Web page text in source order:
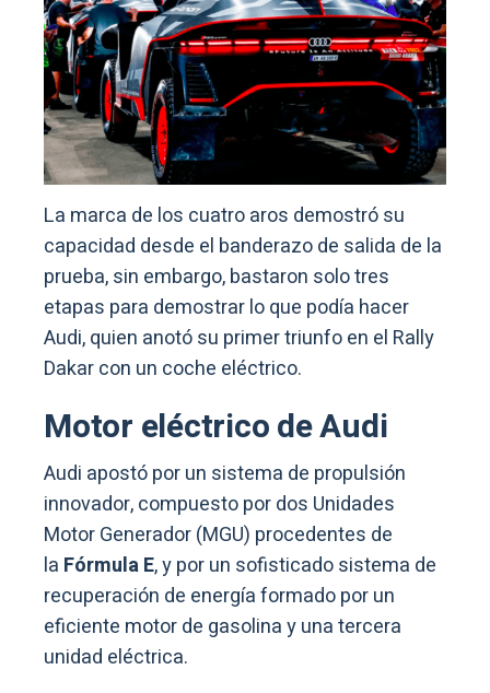
La marca de los cuatro aros demostró su
capacidad desde el banderazo de salida de la
prueba, sin embargo, bastaron solo tres
etapas para demostrar lo que podía hacer
Audi, quien anotó su primer triunfo en el Rally
Dakar con un coche eléctrico.
Motor eléctrico de Audi
Audi apostó por un sistema de propulsión
innovador, compuesto por dos Unidades
Motor Generador (MGU) procedentes de
la Fórmula E, y por un sofisticado sistema de
recuperación de energía formado por un
eficiente motor de gasolina y una tercera
unidad eléctrica.